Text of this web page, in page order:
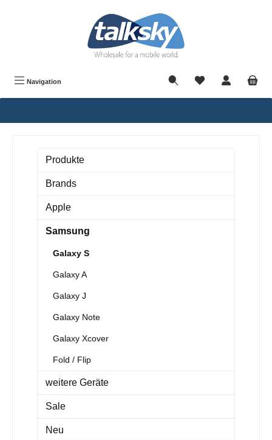
Navigation
Produkte
Brands
Apple
Samsung
Galaxy S
Galaxy A
Galaxy J
Galaxy Note
Galaxy Xcover
Fold / Flip
weitere Geräte
Sale
Neu